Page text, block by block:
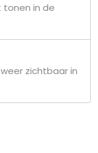
tonen in de
zichtbaar in